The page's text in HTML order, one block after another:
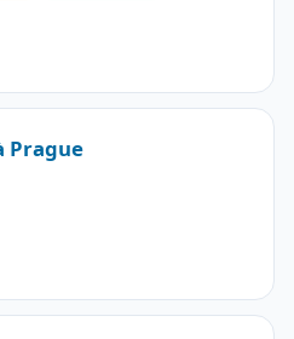
Prague